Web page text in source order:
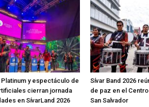
Platinum y espectáculo de
cierran jornada
en SívarLand 2026
Sívar Band 2026
de paz en el
San Salvador